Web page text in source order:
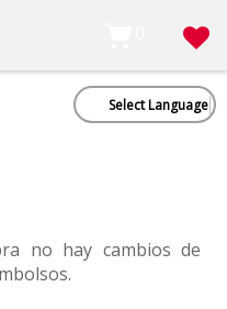
Select Language
no hay cambios de